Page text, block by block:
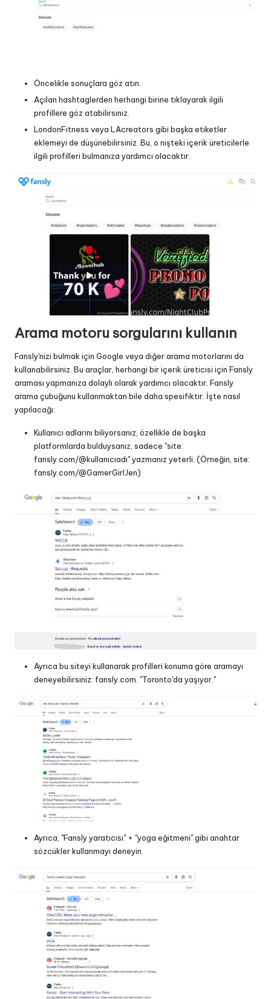
Öncelikle sonuçlara göz atın.
Açılan hashtaglerden herhangi birine tıklayarak ilgili
profillere göz atabilirsiniz.
LondonFitness veya LAcreators gibi başka etiketler
eklemeyi de düşünebilirsiniz. Bu, o nişteki içerik üreticilerle
ilgili profilleri bulmanıza yardımcı olacaktır.
Arama motoru sorgularını kullanın
Fansly'nizi bulmak için Google veya diğer arama motorlarını da
kullanabilirsiniz. Bu araçlar, herhangi bir içerik üreticisi için Fansly
araması yapmanıza dolaylı olarak yardımcı olacaktır. Fansly
arama çubuğunu kullanmaktan bile daha spesifiktir. İşte nasıl
yapılacağı:
Kullanıcı adlarını biliyorsanız, özellikle de başka
platformlarda bulduysanız, sadece "site:
fansly.com/@kullanıcıadı" yazmanız yeterli. (Örneğin, site:
fansly.com/@GamerGirlJen)
Ayrıca bu siteyi kullanarak profilleri konuma göre aramayı
deneyebilirsiniz: fansly.com. "Toronto'da yaşıyor."
Ayrıca, "Fansly yaratıcısı" + "yoga eğitmeni" gibi anahtar
sözcükler kullanmayı deneyin.